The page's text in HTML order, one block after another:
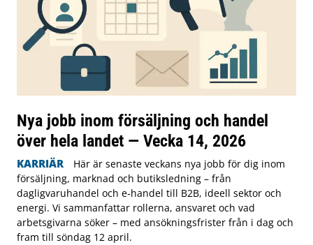
Nya jobb inom försäljning och handel
över hela landet — Vecka 14, 2026
KARRIÄR
Här är senaste veckans nya jobb för dig inom
försäljning, marknad och butiksledning – från
dagligvaruhandel och e‑handel till B2B, ideell sektor och
energi. Vi sammanfattar rollerna, ansvaret och vad
arbetsgivarna söker – med ansökningsfrister från i dag och
fram till söndag 12 april.